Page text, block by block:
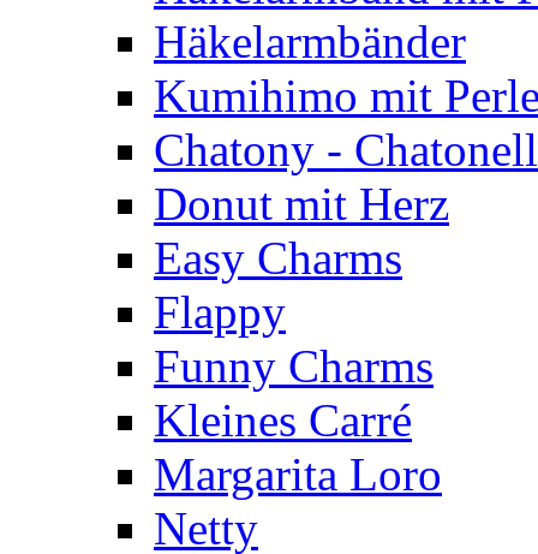
Häkelarmbänder
Kumihimo mit
Chatony -
Donut mit Herz
Easy Charms
Flappy
Funny Charms
Kleines Carré
Margarita Loro
Netty